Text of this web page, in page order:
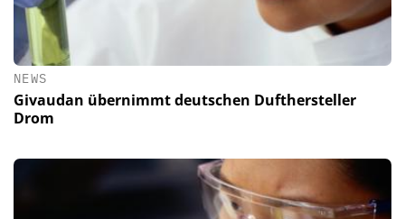
NEWS
Givaudan übernimmt deutschen Dufthersteller
Drom